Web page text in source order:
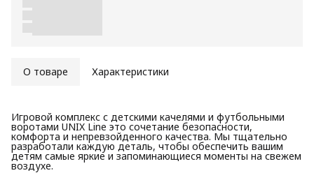
О товаре Характеристики
Игровой комплекс с детскими качелями и футбольными
воротами UNIX Line это сочетание безопасности,
комфорта и непревзойденного качества. Мы тщательно
разработали каждую деталь, чтобы обеспечить вашим
детям самые яркие и запоминающиеся моменты на свежем
воздухе.